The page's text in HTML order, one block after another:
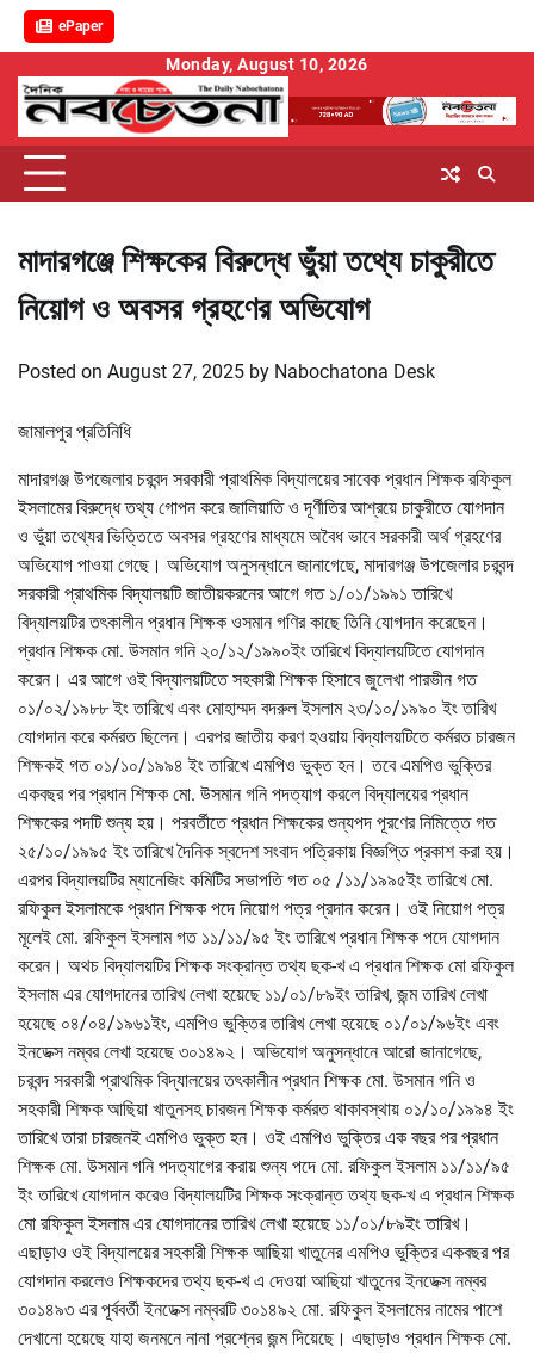
ePaper
content
Monday, August 10, 2026
মাদারগঞ্জে শিক্ষকের বিরুদ্ধে ভুঁয়া তথ্যে চাকুরীতে
নিয়োগ ও অবসর গ্রহণের অভিযোগ
Posted on August 27, 2025 by Nabochatona Desk
জামালপুর প্রতিনিধি
মাদারগঞ্জ উপজেলার চরবন্দ সরকারী প্রাথমিক বিদ্যালয়ের সাবেক প্রধান শিক্ষক রফিকুল
ইসলামের বিরুদ্ধে তথ্য গোপন করে জালিয়াতি ও দূর্ণীতির আশ্রয়ে চাকুরীতে যোগদান
ও ভুঁয়া তথ্যের ভিত্তিতে অবসর গ্রহণের মাধ্যমে অবৈধ ভাবে সরকারী অর্থ গ্রহণের
অভিযোগ পাওয়া গেছে। অভিযোগ অনুসন্ধানে জানাগেছে, মাদারগঞ্জ উপজেলার চরবন্দ
সরকারী প্রাথমিক বিদ্যালয়টি জাতীয়করনের আগে গত ১/০১/১৯৯১ তারিখে
বিদ্যালয়টির তৎকালীন প্রধান শিক্ষক ওসমান গণির কাছে তিনি যোগদান করেছেন।
প্রধান শিক্ষক মো. উসমান গনি ২০/১২/১৯৯০ইং তারিখে বিদ্যালয়টিতে যোগদান
করেন। এর আগে ওই বিদ্যালয়টিতে সহকারী শিক্ষক হিসাবে জুলেখা পারভীন গত
০১/০২/১৯৮৮ ইং তারিখে এবং মোহাম্মদ বদরুল ইসলাম ২৩/১০/১৯৯০ ইং তারিখ
যোগদান করে কর্মরত ছিলেন। এরপর জাতীয় করণ হওয়ায় বিদ্যালয়টিতে কর্মরত চারজন
শিক্ষকই গত ০১/১০/১৯৯৪ ইং তারিখে এমপিও ভুক্ত হন। তবে এমপিও ভুক্তির
একবছর পর প্রধান শিক্ষক মো. উসমান গনি পদত্যাগ করলে বিদ্যালয়ের প্রধান
শিক্ষকের পদটি শুন্য হয়। পরবর্তীতে প্রধান শিক্ষকের শুন্যপদ পূরণের নিমিত্তে গত
২৫/১০/১৯৯৫ ইং তারিখে দৈনিক স্বদেশ সংবাদ পত্রিকায় বিজ্ঞপ্তি প্রকাশ করা হয়।
এরপর বিদ্যালয়টির ম্যানেজিং কমিটির সভাপতি গত ০৫ /১১/১৯৯৫ইং তারিখে মো.
রফিকুল ইসলামকে প্রধান শিক্ষক পদে নিয়োগ পত্র প্রদান করেন। ওই নিয়োগ পত্র
মূলেই মো. রফিকুল ইসলাম গত ১১/১১/৯৫ ইং তারিখে প্রধান শিক্ষক পদে যোগদান
করেন। অথচ বিদ্যালয়টির শিক্ষক সংক্রান্ত তথ্য ছক-খ এ প্রধান শিক্ষক মো রফিকুল
ইসলাম এর যোগদানের তারিখ লেখা হয়েছে ১১/০১/৮৯ইং তারিখ, জন্ম তারিখ লেখা
হয়েছে ০৪/০৪/১৯৬১ইং, এমপিও ভুক্তির তারিখ লেখা হয়েছে ০১/০১/৯৬ইং এবং
ইনডেক্স নম্বর লেখা হয়েছে ৩০১৪৯২। অভিযোগ অনুসন্ধানে আরো জানাগেছে,
চরবন্দ সরকারী প্রাথমিক বিদ্যালয়ের তৎকালীন প্রধান শিক্ষক মো. উসমান গনি ও
সহকারী শিক্ষক আছিয়া খাতুনসহ চারজন শিক্ষক কর্মরত থাকাবস্থায় ০১/১০/১৯৯৪ ইং
তারিখে তারা চারজনই এমপিও ভুক্ত হন। ওই এমপিও ভুক্তির এক বছর পর প্রধান
শিক্ষক মো. উসমান গনি পদত্যাগের করায় শুন্য পদে মো. রফিকুল ইসলাম ১১/১১/৯৫
ইং তারিখে যোগদান করেও বিদ্যালয়টির শিক্ষক সংক্রান্ত তথ্য ছক-খ এ প্রধান শিক্ষক
মো রফিকুল ইসলাম এর যোগদানের তারিখ লেখা হয়েছে ১১/০১/৮৯ইং তারিখ।
এছাড়াও ওই বিদ্যালয়ের সহকারী শিক্ষক আছিয়া খাতুনের এমপিও ভুক্তির একবছর পর
যোগদান করলেও শিক্ষকদের তথ্য ছক-খ এ দেওয়া আছিয়া খাতুনের ইনডেক্স নম্বর
৩০১৪৯৩ এর পূর্ববর্তী ইনডেক্স নম্বরটি ৩০১৪৯২ মো. রফিকুল ইসলামের নামের পাশে
দেখানো হয়েছে যাহা জনমনে নানা প্রশ্নের জন্ম দিয়েছে। এছাড়াও প্রধান শিক্ষক মো.